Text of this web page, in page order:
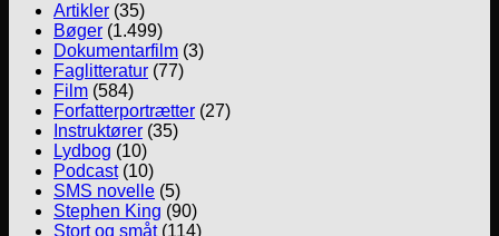
Artikler (35)
Bøger (1.499)
Dokumentarfilm (3)
Faglitteratur (77)
Film (584)
Forfatterportrætter (27)
Instruktører (35)
Lydbog (10)
Podcast(10)
SMS novelle (5)
Stephen King (90)
Stort og småt(114)